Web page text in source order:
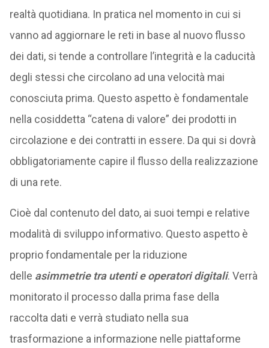
realtà quotidiana. In pratica nel momento in cui si
vanno ad aggiornare le reti in base al nuovo flusso
dei dati, si tende a controllare l’integrità e la caducità
degli stessi che circolano ad una velocità mai
conosciuta prima. Questo aspetto è fondamentale
nella cosiddetta “catena di valore” dei prodotti in
circolazione e dei contratti in essere. Da qui si dovrà
obbligatoriamente capire il flusso della realizzazione
di una rete.
Cioè dal contenuto del dato, ai suoi tempi e relative
modalità di sviluppo informativo. Questo aspetto è
proprio fondamentale per la riduzione
delle asimmetrie tra utenti e operatori digitali. Verrà
monitorato il processo dalla prima fase della
raccolta dati e verrà studiato nella sua
trasformazione a informazione nelle piattaforme